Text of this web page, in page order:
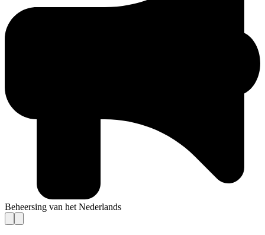
Beheersing van het Nederlands